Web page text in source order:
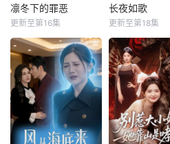
凛冬下的罪恶
更新至第16集
长夜如歌
更新至第18集